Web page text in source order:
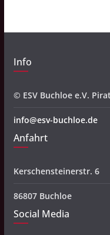
Info
© ESV Buchloe e.V.
info@esv-buchloe.de
Anfahrt
Kerschensteinerstr. 6
86807 Buchloe
Social Media